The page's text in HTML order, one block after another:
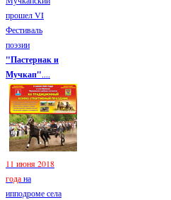
прошел VI
Фестиваль
поэзии
"Пастернак и
Мучкап"....
11 июня 2018
годана
ипподроме села